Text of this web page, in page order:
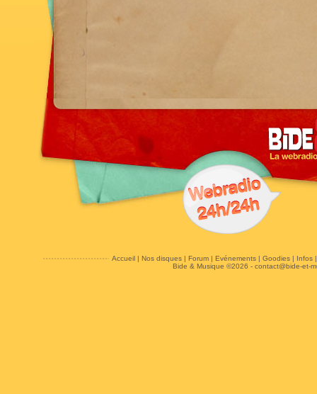
Accueil| Nos disques| Forum| Evénements| Goodies| Infos
Bide & Musique ©2026 - contact@bide-et-